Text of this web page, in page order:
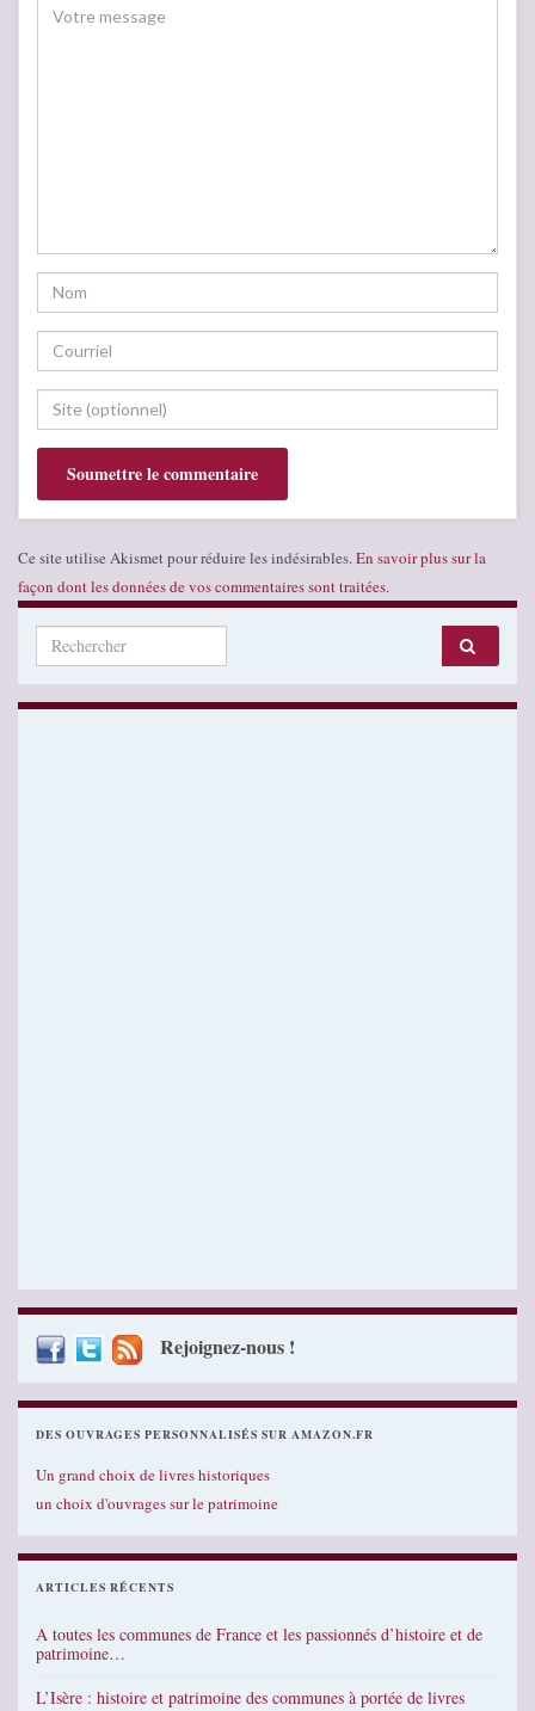
Ce site utilise Akismet pour réduire les indésirables. En savoir plus sur la
façon dont les données de vos commentaires sont traitées.
Search for:
Rejoignez-nous !
DES OUVRAGES PERSONNALISÉS SUR AMAZON.FR
Un grand choix de livres historiques
un choix d'ouvrages sur le patrimoine
ARTICLES RÉCENTS
A toutes les communes de France et les passionnés d’histoire et de
patrimoine…
L’Isère : histoire et patrimoine des communes à portée de livres